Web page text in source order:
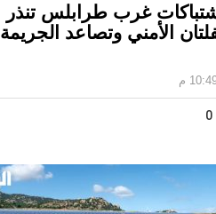
غرب طرابلس تنذر
الأمني وتصاعد الجريمة
0